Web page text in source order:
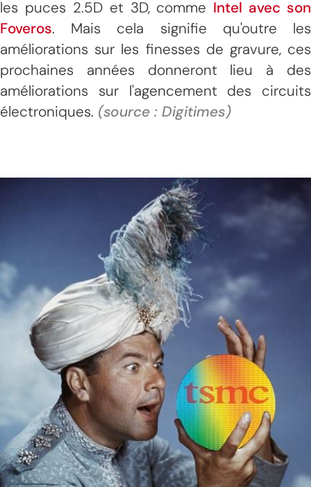
les puces 2.5D et 3D, comme Intel avec son
Foveros. Mais cela signifie qu'outre les
améliorations sur les finesses de gravure, ces
prochaines années donneront lieu à des
améliorations sur l'agencement des circuits
électroniques. (source : Digitimes)